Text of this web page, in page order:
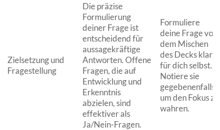
Zielsetzung und
Fragestellung
Die präzise
Formulierung
deiner Frage ist
entscheidend für
aussagekräftige
Antworten. Offene
Fragen, die auf
Entwicklung und
Erkenntnis
abzielen, sind
effektiver als
Ja/Nein-Fragen.
Formuliere
deine Frage vor
dem Mischen
des Decks klar
für dich selbst.
Notiere sie
gegebenenfalls,
um den Fokus zu
wahren.